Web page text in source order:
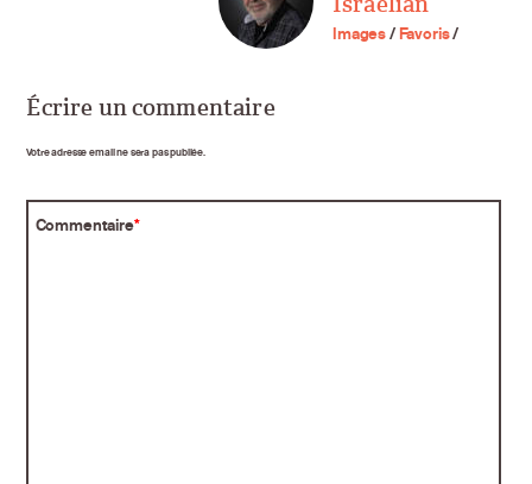
Images/Favoris/
Écrire un commentaire
Votre adresse email ne sera pas publiée.
Commentaire*